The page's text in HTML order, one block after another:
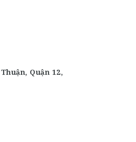
Quận 12,